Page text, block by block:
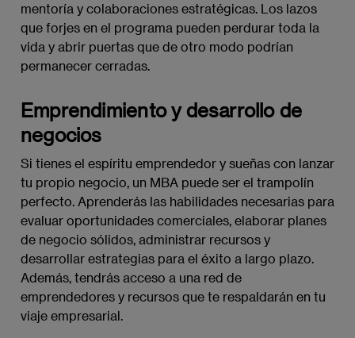
mentoría y colaboraciones estratégicas. Los lazos
que forjes en el programa pueden perdurar toda la
vida y abrir puertas que de otro modo podrían
permanecer cerradas.
Emprendimiento y desarrollo de
negocios
Si tienes el espíritu emprendedor y sueñas con lanzar
tu propio negocio, un MBA puede ser el trampolín
perfecto. Aprenderás las habilidades necesarias para
evaluar oportunidades comerciales, elaborar planes
de negocio sólidos, administrar recursos y
desarrollar estrategias para el éxito a largo plazo.
Además, tendrás acceso a una red de
emprendedores y recursos que te respaldarán en tu
viaje empresarial.